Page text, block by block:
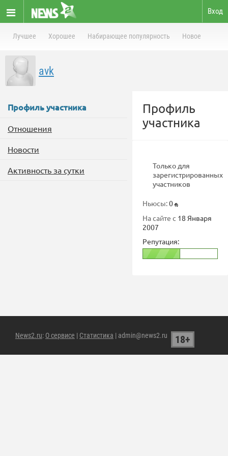
Вход
Лучшее Хорошее Набирающее популярность Новое
avk
Профиль участника
Отношения
Новости
Активность за сутки
Профиль
участника
Только для
зарегистрированных
участников
Ньюсы:0
На сайте с 18 Января
2007
Репутация:
News2.ru: О сервисе | Статистика | admin@news2.ru 18+